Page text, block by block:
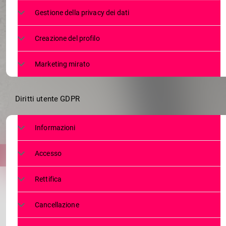
SASSI
Gestione della privacy dei dati
Creazione del profilo
Marketing mirato
Diritti utente GDPR
Informazioni
Accesso
Rettifica
Cancellazione